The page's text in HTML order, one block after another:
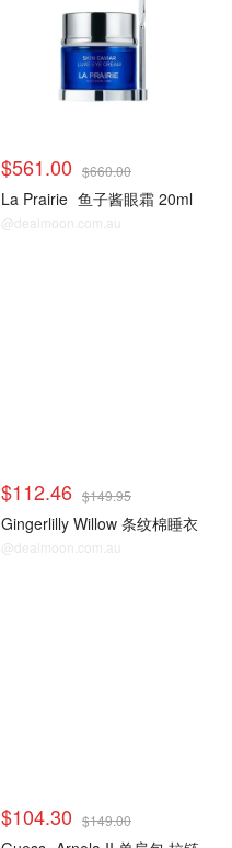
$561.00 $660.00
La Prairie 鱼子酱眼霜 20ml
@dealmoon.com.au
$112.46 $149.95
Gingerlilly Willow 条纹棉睡衣
@dealmoon.com.au
$104.30 $149.00